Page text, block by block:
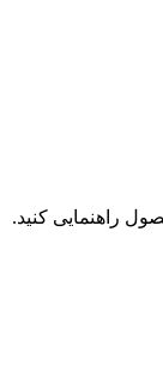
راهنمایی کنید.